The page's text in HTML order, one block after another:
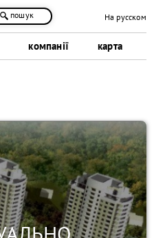
компанії карта
пошук На русском